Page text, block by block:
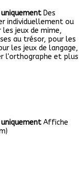
Des
individuellement ou
jeux de mime,
au trésor, pour les
les jeux de langage,
l'orthographe et plus
Affiche